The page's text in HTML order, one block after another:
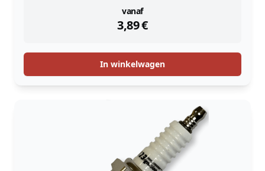
vanaf
3,89€
instock
In winkelwagen